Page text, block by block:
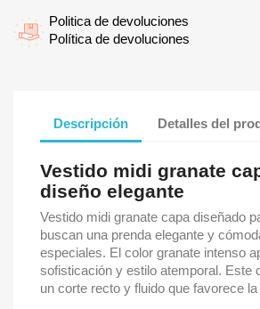
Politica de devoluciones
Política de devoluciones
Descripción Detalles del
Vestido midi granate
diseño elegante
Vestido midi granate capa diseñado
buscan una prenda elegante y
especiales. El color granate intenso
sofisticación y estilo atemporal. Este
un corte recto y fluido que favorece la